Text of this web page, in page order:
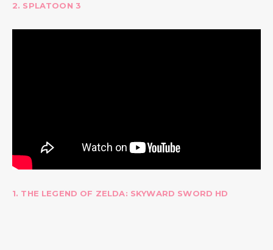
2. SPLATOON 3
1. THE LEGEND OF ZELDA: SKYWARD SWORD HD